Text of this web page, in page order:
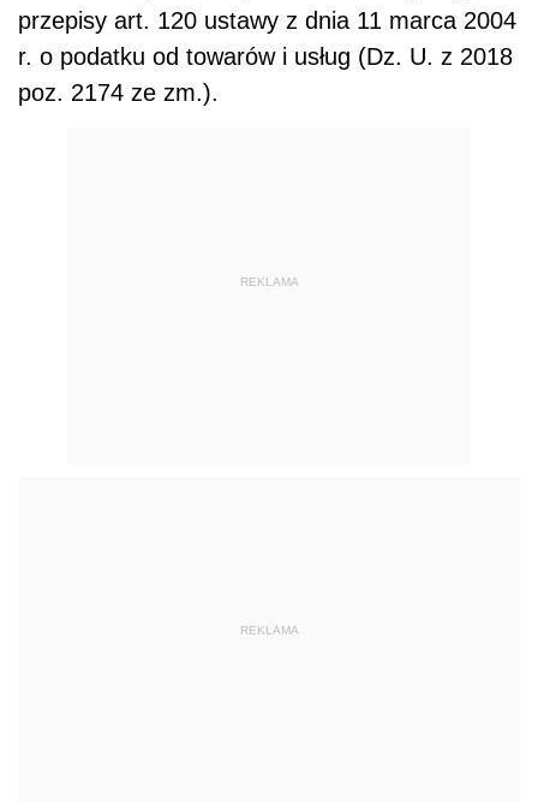
przepisy art. 120 ustawy z dnia 11 marca 2004
r. o podatku od towarów i usług (Dz. U. z 2018
poz. 2174 ze zm.).
REKLAMA
REKLAMA